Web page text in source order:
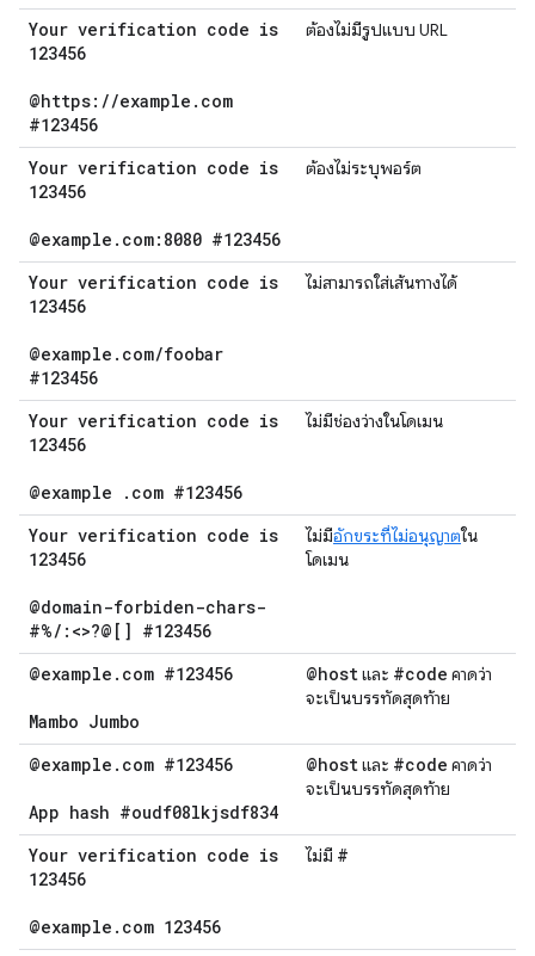
Your verification code is
123456
@https: //example . com
#123456
ต้องไม่มีรูปแบบ URL
Your verification code is
123456
@example . com:8080 #123456
ต้องไม่ระบุพอร์ต
Your verification code is
123456
@example . com/foobar
#123456
ไม่สามารถใส่เส้นทางได้
Your verification code is
123456
@example . com #123456
ไม่มีช่องว่างในโดเมน
Your verification code is
123456
@domain-forbiden-chars-
#%/ :<>?@[] #123456
ไม่มีอักขระที่ไม่อนุญาตใน
โดเมน
@example . com #123456
Mambo Jumbo
@hostและ #code คาดว่า
จะเป็นบรรทัดสุดท้าย
@example . com #123456
App hash #oudf08lkjsdf834
@hostและ #code คาดว่า
จะเป็นบรรทัดสุดท้าย
Your verification code is
123456
@example . com 123456
ไม่มี #